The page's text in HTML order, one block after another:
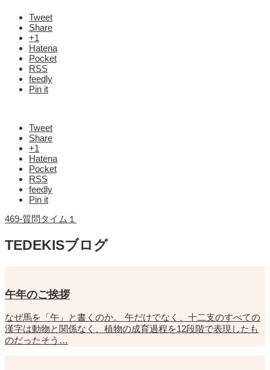
Tweet
Share
+1
Hatena
Pocket
RSS
feedly
Pin it
Tweet
Share
+1
Hatena
Pocket
RSS
feedly
Pin it
469-質問タイム１
TEDEKISブログ
午年のご挨拶
なぜ馬を「午」と書くのか。 午だけでなく、十二支のすべての
漢字は動物と関係なく、植物の成育過程を12段階で表現したも
のだったそう…